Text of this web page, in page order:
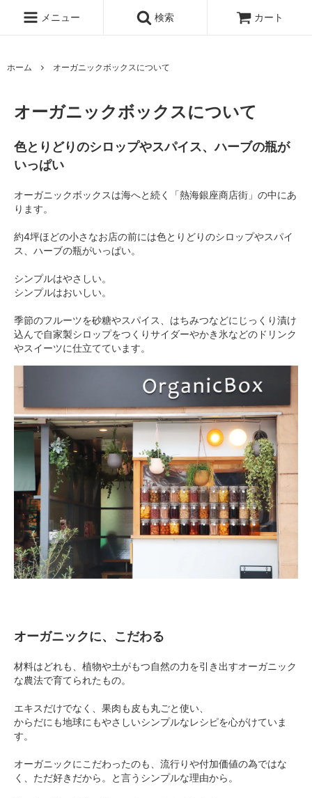
メニュー 検索 カート
ホーム オーガニックボックスについて
オーガニックボックスについて
色とりどりのシロップやスパイス、ハーブの瓶が
いっぱい
オーガニックボックスは海へと続く「熱海銀座商店街」の中にあ
ります。
約4坪ほどの小さなお店の前には色とりどりのシロップやスパイ
ス、ハーブの瓶がいっぱい。
シンプルはやさしい。
シンプルはおいしい。
季節のフルーツを砂糖やスパイス、はちみつなどにじっくり漬け
込んで自家製シロップをつくりサイダーやかき氷などのドリンク
やスイーツに仕立てています。
オーガニックに、こだわる
材料はどれも、植物や土がもつ自然の力を引き出すオーガニック
な農法で育てられたもの。
エキスだけでなく、果肉も皮も丸ごと使い、
からだにも地球にもやさしいシンプルなレシピを心がけていま
す。
オーガニックにこだわったのも、流行りや付加価値の為ではな
く、ただ好きだから。と言うシンプルな理由から。